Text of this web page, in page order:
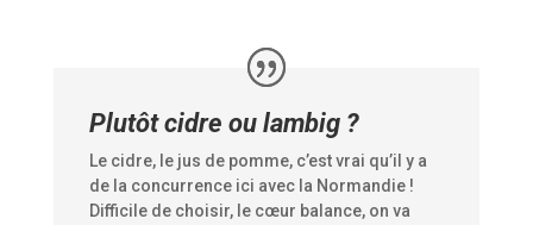
Plutôt cidre ou lambig ?
Le cidre, le jus de pomme, c’est vrai qu’il y a
de la concurrence ici avec la Normandie !
Difficile de choisir, le cœur balance, on va